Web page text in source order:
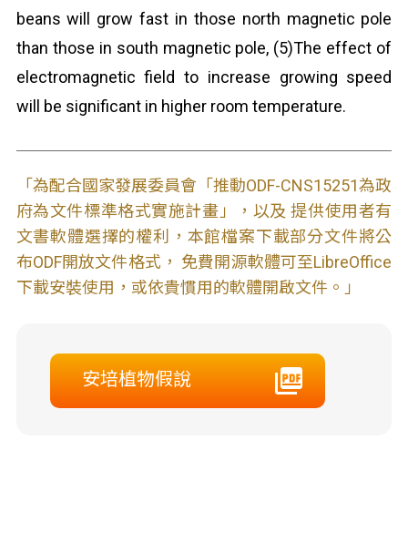
beans will grow fast in those north magnetic pole
than those in south magnetic pole, (5)The effect of
electromagnetic field to increase growing speed
will be significant in higher room temperature.
「為配合國家發展委員會「推動ODF-CNS15251為政
府為文件標準格式實施計畫」，以及 提供使用者有
文書軟體選擇的權利，本館檔案下載部分文件將公
布ODF開放文件格式， 免費開源軟體可至LibreOffice
下載安裝使用，或依貴慣用的軟體開啟文件。」
安培植物假說